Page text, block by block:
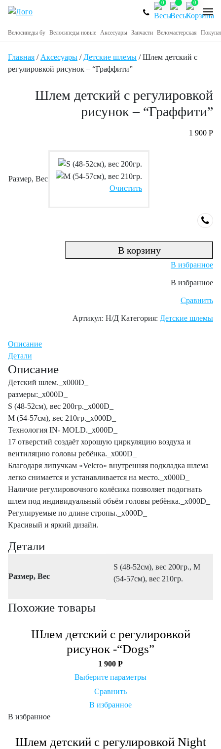
0 0
Велосипеды бу Велосипеды новые Аксесуары Запчасти Веломастерская
Главная / Аксесуары / Детские шлемы / Шлем детский с
регулировкой рисунок – “Граффити”
Шлем детский с регулировкой
рисунок – “Граффити”
1 900 Р
Размер, Вес
Очистить
В корзину
В избранное
В избранное
Сравнить
Артикул: Н/Д Категория: Детские шлемы
Описание
Детали
Описание
Детский шлем._x000D_
размеры:_x000D_
S (48-52см), вес 200гр._x000D_
М (54-57см), вес 210гр._x000D_
Технология IN- MOLD._x000D_
17 отверстий создаёт хорошую циркуляцию воздуха и
вентиляцию головы ребёнка._x000D_
Благодаря липучкам «Velcro» внутренняя подкладка шлема
легко снимается и устанавливается на место._x000D_
Наличие регулировочного колёсика позволяет подогнать
шлем под индивидуальный объём головы ребёнка._x000D_
Регулируемые по длине стропы._x000D_
Красивый и яркий дизайн.
Детали
Размер, Вес
S (48-52см), вес 200гр., М
(54-57см), вес 210гр.
Похожие товары
Шлем детский с регулировкой
рисунок -“Dogs”
1 900 Р
Выберите параметры
Сравнить
В избранное
В избранное
Шлем детский с регулировкой Night